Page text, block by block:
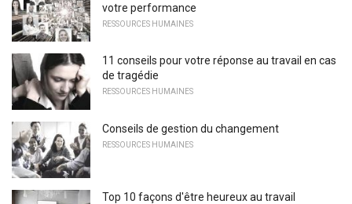
votre performance
RESSOURCES HUMAINES
11 conseils pour votre réponse au travail en cas
de tragédie
RESSOURCES HUMAINES
Conseils de gestion du changement
RESSOURCES HUMAINES
Top 10 façons d'être heureux au travail